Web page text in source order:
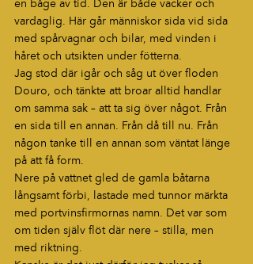
en båge av tid. Den är både vacker och
vardaglig. Här går människor sida vid sida
med spårvagnar och bilar, med vinden i
håret och utsikten under fötterna.
Jag stod där igår och såg ut över floden
Douro, och tänkte att broar alltid handlar
om samma sak – att ta sig över något. Från
en sida till en annan. Från då till nu. Från
någon tanke till en annan som väntat länge
på att få form.
Nere på vattnet gled de gamla båtarna
långsamt förbi, lastade med tunnor märkta
med portvinsfirmornas namn. Det var som
om tiden själv flöt där nere – stilla, men
med riktning.